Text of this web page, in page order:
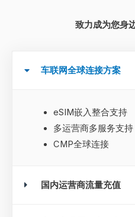
致力成为您身
车联网全球连接方案
eSIM嵌入整合支持
多运营商多服务支持
CMP全球连接
国内运营商流量充值